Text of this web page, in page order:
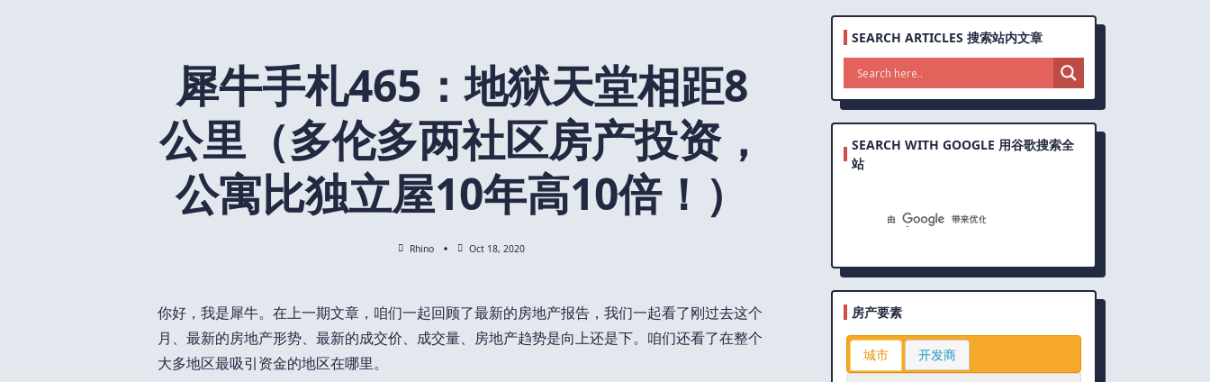
犀牛手札465：地狱天堂相距8
公里（多伦多两社区房产投资，
公寓比独立屋10年高10倍！）
Rhino Oct 18, 2020
你好，我是犀牛。在上一期文章，咱们一起回顾了最新的房地产报告，我们一起看了刚过去这个
月、最新的房地产形势、最新的成交价、成交量、房地产趋势是向上还是下。咱们还看了在整个
大多地区最吸引资金的地区在哪里。
SEARCH ARTICLES 搜索站内文章
SEARCH WITH GOOGLE 用谷歌搜索全
站
房产要素
城市 开发商